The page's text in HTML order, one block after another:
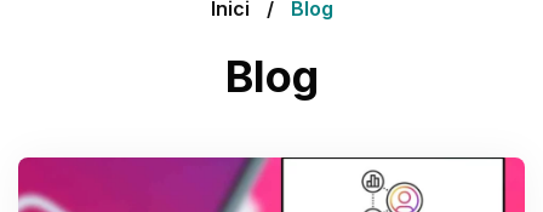
Inici Blog
Blog